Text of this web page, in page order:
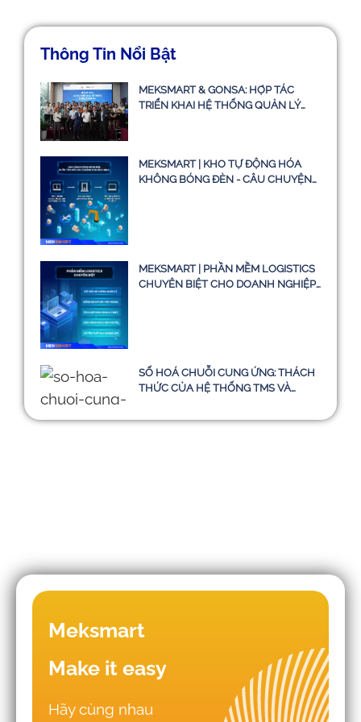
Thông Tin Nổi Bật
MEKSMART & GONSA: HỢP TÁC
TRIỂN KHAI HỆ THỐNG QUẢN LÝ
MEKSMART | KHO TỰ ĐỘNG HÓA
KHÔNG BÓNG ĐÈN - CÂU CHUYỆN
MEKSMART | PHẦN MỀM LOGISTICS
CHUYÊN BIỆT CHO DOANH NGHIỆP
SỐ HOÁ CHUỖI CUNG ỨNG: THÁCH
THỨC CỦA HỆ THỐNG TMS VÀ
2030
triển khai WMS - TMS thất bại
Nên thuê phần mềm logistics từ đơn
Meksmart
Make it easy
Hãy cùng nhau